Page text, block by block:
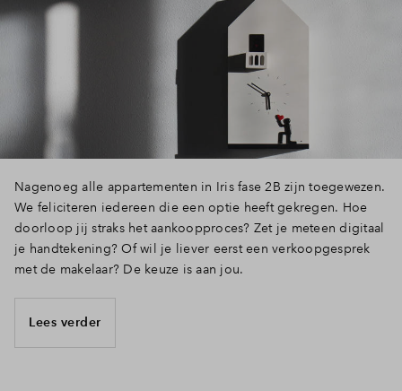
Nagenoeg alle appartementen in Iris fase 2B zijn toegewezen.
We feliciteren iedereen die een optie heeft gekregen. Hoe
doorloop jij straks het aankoopproces? Zet je meteen digitaal
je handtekening? Of wil je liever eerst een verkoopgesprek
met de makelaar? De keuze is aan jou.
Lees verder